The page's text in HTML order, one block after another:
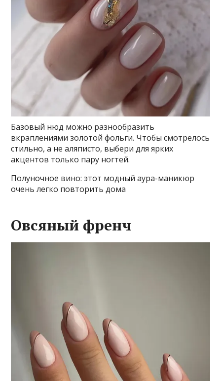
Базовый нюд можно разнообразить
вкраплениями золотой фольги. Чтобы смотрелось
стильно, а не аляписто, выбери для ярких
акцентов только пару ногтей.
Полуночное вино: этот модный аура-маникюр
очень легко повторить дома
Овсяный френч